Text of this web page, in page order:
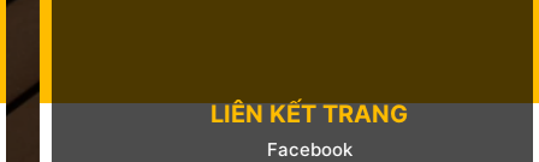
LIÊN KẾT TRANG
Facebook